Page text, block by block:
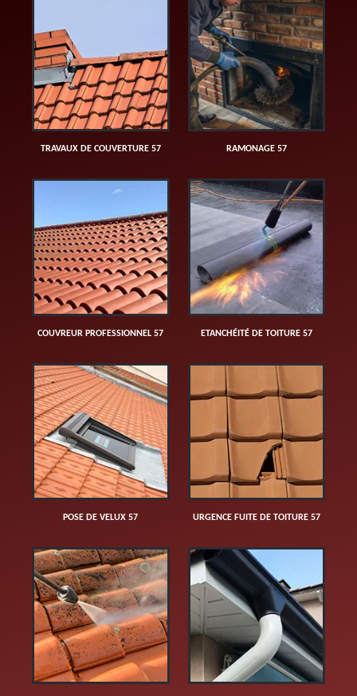
TRAVAUX DE COUVERTURE 57 RAMONAGE 57
COUVREUR PROFESSIONNEL 57 ETANCHÉITÉ DE TOITURE 57
POSE DE VELUX 57 URGENCE FUITE DE TOITURE 57